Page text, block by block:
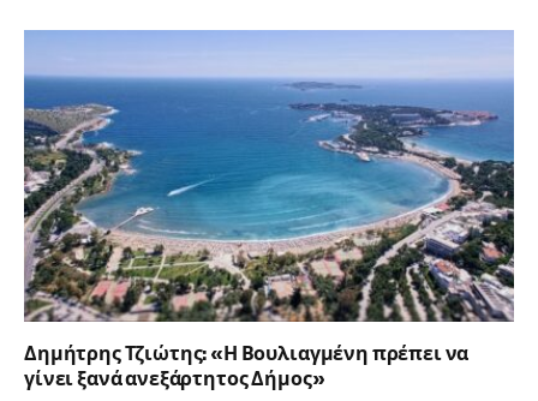
Δημήτρης Τζιώτης: «Η Βουλιαγμένη πρέπει να
γίνει ξανά ανεξάρτητος Δήμος»